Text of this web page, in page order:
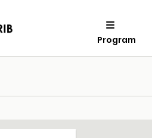
Program